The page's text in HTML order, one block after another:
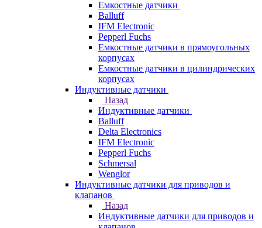
Емкостные датчики
Balluff
IFM Electronic
Pepperl Fuchs
Емкостные датчики в прямоугольных
корпусах
Емкостные датчики в цилиндрических
корпусах
Индуктивные датчики
Назад
Индуктивные датчики
Balluff
Delta Electronics
IFM Electronic
Pepperl Fuchs
Schmersal
Wenglor
Индуктивные датчики для приводов и
клапанов
Назад
Индуктивные датчики для приводов и